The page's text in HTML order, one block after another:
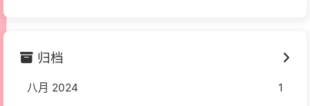
归档
八月 2024
1